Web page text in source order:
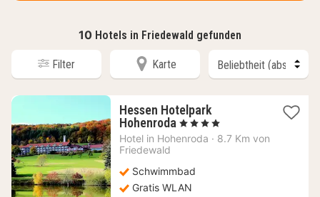
10 Hotels in Friedewald gefunden
Filter Karte
Hessen Hotelpark
Hohenroda 1
Nacht
€
, 4 Sterne
Hotel in Hohenroda · 8.7 Km von
Friedewald
Schwimmbad
Gratis WLAN